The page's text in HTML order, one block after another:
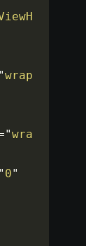
"wrap
"wra
" 0"